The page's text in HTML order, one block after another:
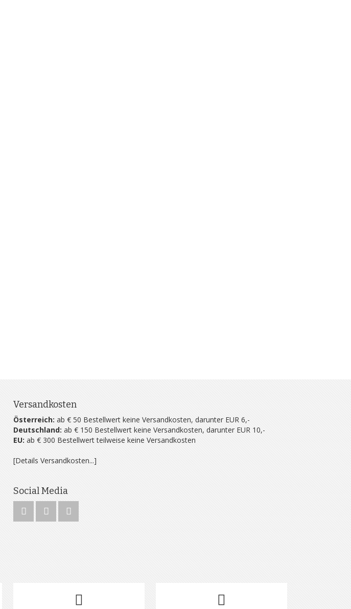
Versandkosten
Österreich: ab € 50 Bestellwert keine Versandkosten, darunter EUR 6,-
Deutschland: ab € 150 Bestellwert keine Versandkosten, darunter EUR 10,-
EU: ab € 300 Bestellwert teilweise keine Versandkosten
[Details Versandkosten...]
Social Media